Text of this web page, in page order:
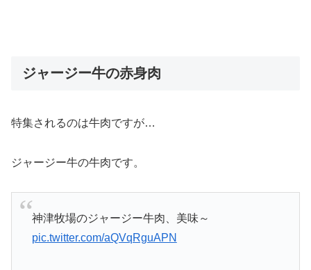
ジャージー牛の赤身肉
特集されるのは牛肉ですが…
ジャージー牛の牛肉です。
神津牧場のジャージー牛肉、美味～
pic.twitter.com/aQVqRguAPN